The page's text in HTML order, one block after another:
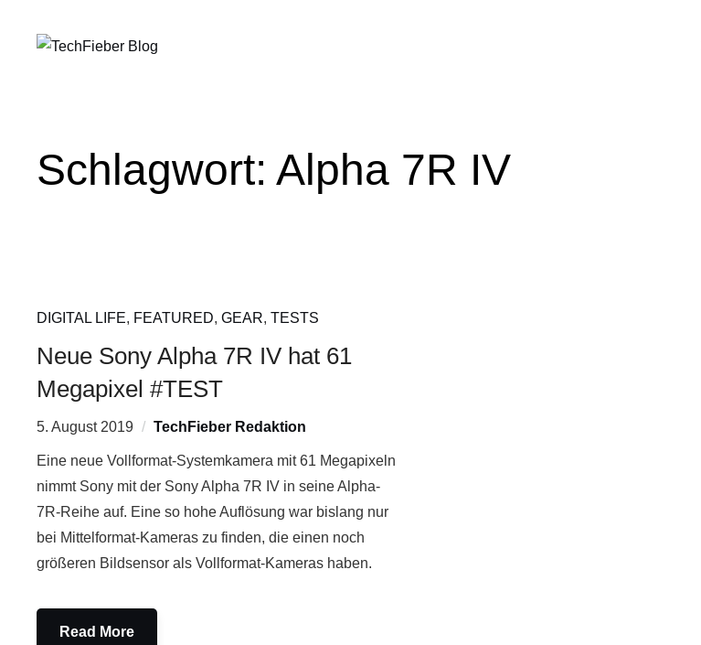
Schlagwort:Alpha 7R IV
DIGITAL LIFE, FEATURED,GEAR,TESTS
Neue Sony Alpha 7R IV hat 61
Megapixel #TEST
5. August 2019 TechFieber Redaktion
Eine neue Vollformat-Systemkamera mit 61 Megapixeln
nimmt Sony mit der Sony Alpha 7R IV in seine Alpha-
7R-Reihe auf. Eine so hohe Auflösung war bislang nur
bei Mittelformat-Kameras zu finden, die einen noch
größeren Bildsensor als Vollformat-Kameras haben.
Read More